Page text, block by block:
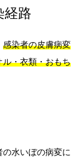
経路
感染者の皮膚病変
ル・衣類・おもち
の水いぼの病変に